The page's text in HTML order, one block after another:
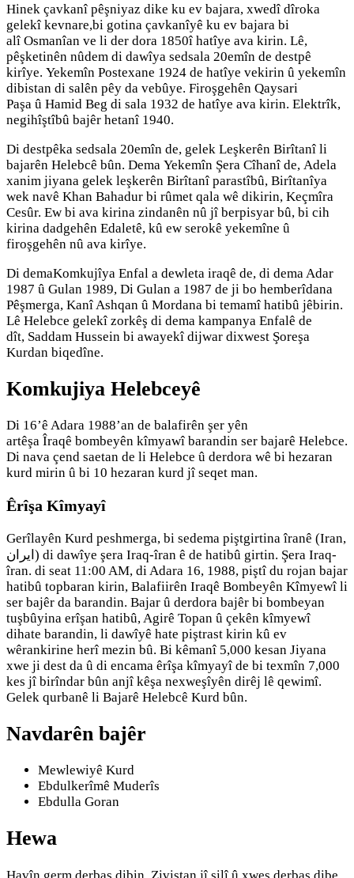
Hinek çavkanî pêşniyaz dike ku ev bajara, xwedî dîroka
gelekî kevnare,bi gotina çavkanîyê ku ev bajara bi
alî Osmanîan ve li der dora 1850î hatîye ava kirin. Lê,
pêşketinên nûdem di dawîya sedsala 20emîn de destpê
kirîye. Yekemîn Postexane 1924 de hatîye vekirin û yekemîn
dibistan di salên pêy da vebûye. Firoşgehên Qaysari
Paşa û Hamid Beg di sala 1932 de hatîye ava kirin. Elektrîk,
negihîştîbû bajêr hetanî 1940.
Di destpêka sedsala 20emîn de, gelek Leşkerên Birîtanî li
bajarên Helebcê bûn. Dema Yekemîn Şera Cîhanî de, Adela
xanim jiyana gelek leşkerên Birîtanî parastîbû, Birîtanîya
wek navê Khan Bahadur bi rûmet qala wê dikirin, Keçmîra
Cesûr. Ew bi ava kirina zindanên nû jî berpisyar bû, bi cih
kirina dadgehên Edaletê, kû ew serokê yekemîne û
firoşgehên nû ava kirîye.
Di demaKomkujîya Enfal a dewleta iraqê de, di dema Adar
1987 û Gulan 1989, Di Gulan a 1987 de ji bo hemberîdana
Pêşmerga, Kanî Ashqan û Mordana bi temamî hatibû jêbirin.
Lê Helebce gelekî zorkêş di dema kampanya Enfalê de
dît, Saddam Hussein bi awayekî dijwar dixwest Şoreşa
Kurdan biqedîne.
Komkujiya Helebceyê
Di 16’ê Adara 1988’an de balafirên şer yên
artêşa Îraqê bombeyên kîmyawî barandin ser bajarê Helebce.
Di nava çend saetan de li Helebce û derdora wê bi hezaran
kurd mirin û bi 10 hezaran kurd jî seqet man.
Êrîşa Kîmyayî
Gerîlayên Kurd peshmerga, bi sedema piştgirtina îranê (Iran,
ایران) di dawîye şera Iraq-îran ê de hatibû girtin. Şera Iraq-
îran. di seat 11:00 AM, di Adara 16, 1988, piştî du rojan bajar
hatibû topbaran kirin, Balafiirên Iraqê Bombeyên Kîmyewî li
ser bajêr da barandin. Bajar û derdora bajêr bi bombeyan
tuşbûyina erîşan hatibû, Agirê Topan û çekên kîmyewî
dihate barandin, li dawîyê hate piştrast kirin kû ev
wêrankirine herî mezin bû. Bi kêmanî 5,000 kesan Jiyana
xwe ji dest da û di encama êrîşa kîmyayî de bi texmîn 7,000
kes jî birîndar bûn anjî kêşa nexweşîyên dirêj lê qewimî.
Gelek qurbanê li Bajarê Helebcê Kurd bûn.
Navdarên bajêr
Mewlewiyê Kurd
Ebdulkerîmê Muderîs
Ebdulla Goran
Hewa
Havîn germ derbas dibin. Zivistan jî şilî û xweş derbas dibe.